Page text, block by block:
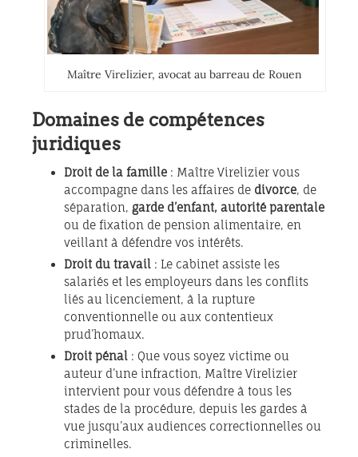
Maître Virelizier, avocat au barreau de Rouen
Domaines de compétences
juridiques
Droit de la famille : Maître Virelizier vous
accompagne dans les affaires de divorce, de
séparation, garde d’enfant, autorité parentale
ou de fixation de pension alimentaire, en
veillant à défendre vos intérêts.
Droit du travail : Le cabinet assiste les
salariés et les employeurs dans les conflits
liés au licenciement, à la rupture
conventionnelle ou aux contentieux
prud’homaux.
Droit pénal : Que vous soyez victime ou
auteur d’une infraction, Maître Virelizier
intervient pour vous défendre à tous les
stades de la procédure, depuis les gardes à
vue jusqu’aux audiences correctionnelles ou
criminelles.